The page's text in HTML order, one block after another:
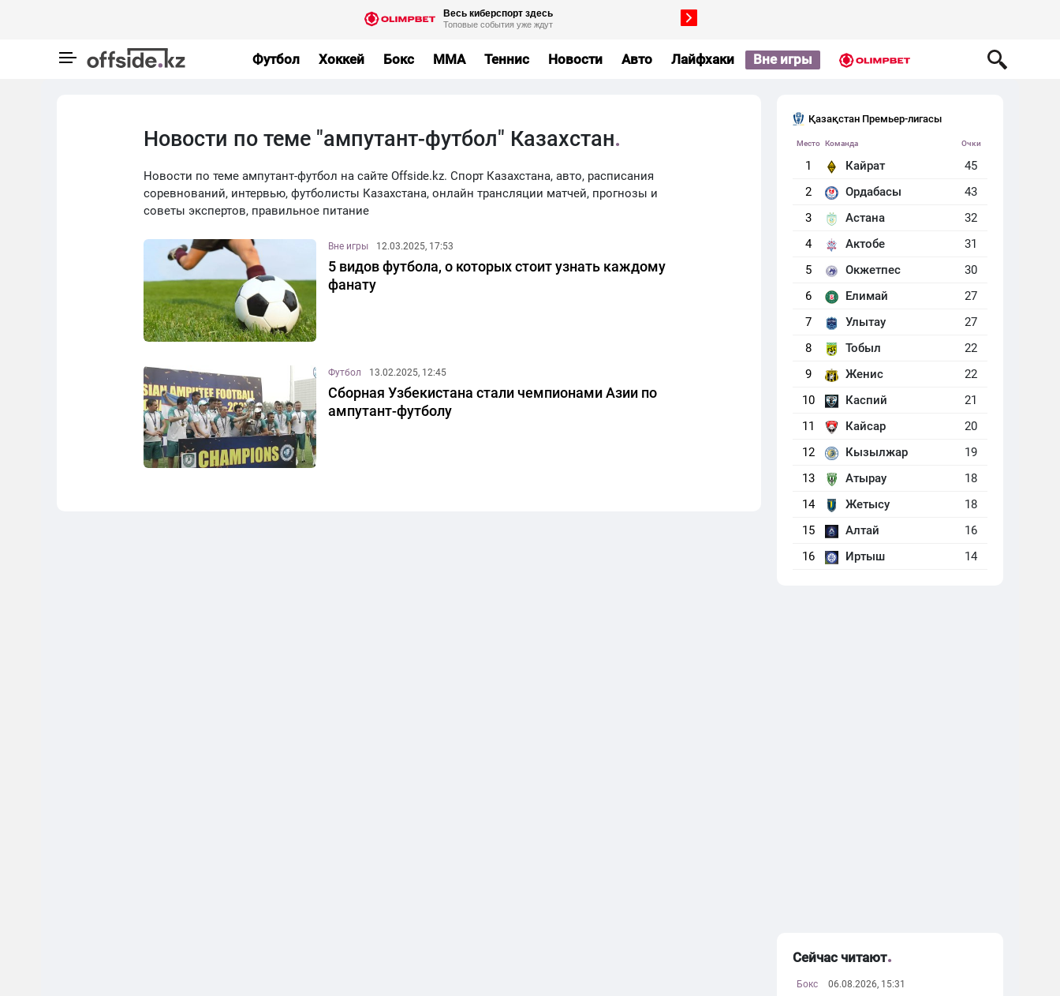
Футбол Хоккей Бокс MMA Теннис Новости Авто Лайфхаки Вне игры
Новости по теме "ампутант-футбол" Казахстан
Новости по теме ампутант-футбол на сайте Offside.kz. Спорт Казахстана, авто, расписания
соревнований, интервью, футболисты Казахстана, онлайн трансляции матчей, прогнозы и
советы экспертов, правильное питание
Вне игры 12.03.2025, 17:53
5 видов футбола, о которых стоит узнать каждому
фанату
Футбол 13.02.2025, 12:45
Сборная Узбекистана стали чемпионами Азии по
ампутант-футболу
Қазақстан Премьер-лигасы
Место Команда Очки
1 Кайрат
45
2
Ордабасы
43
3
Астана
32
4
Актобе
31
5
Окжетпес
30
6
Елимай
27
7
Улытау
27
8
Тобыл
22
9
Женис
22
10
Каспий
21
11
Кайсар
20
12
Кызылжар
19
13
Атырау
18
14
Жетысу
18
15
Алтай
16
16
Иртыш 14
Сейчас читают
Бокс 06.08.2026, 15:31